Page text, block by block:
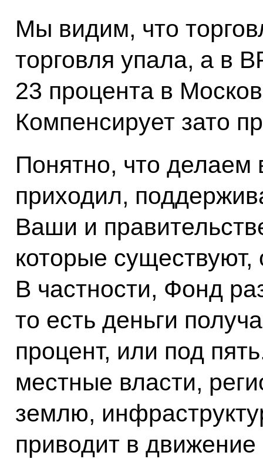
Мы видим, что
торговля упала, а в
23 процента в
Компенсирует зато
Понятно, что делаем
приходил,
Ваши и
которые
В частности, Фонд
то есть деньги
процент, или под
местные власти,
землю,
приводит в